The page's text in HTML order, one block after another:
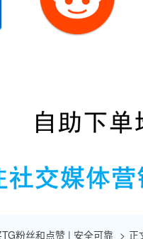
粉丝和点赞 | 安全可靠 正